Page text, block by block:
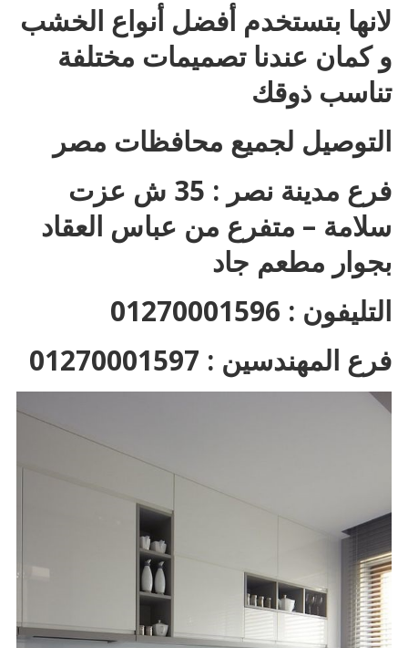
لانها بتستخدم أفضل أنواع الخشب
و كمان عندنا تصميمات مختلفة
تناسب ذوقك
التوصيل لجميع محافظات مصر
فرع مدينة نصر : 35 ش عزت
سلامة – متفرع من عباس العقاد
بجوار مطعم جاد
التليفون : 01270001596
فرع المهندسين : 01270001597